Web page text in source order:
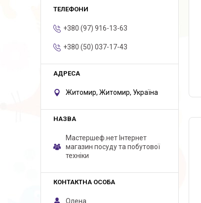
+380 (97) 916-13-63
+380 (50) 037-17-43
Житомир, Житомир, Україна
Мастершеф.нет Iнтернет
магазин посуду та побутової
техніки
Олена